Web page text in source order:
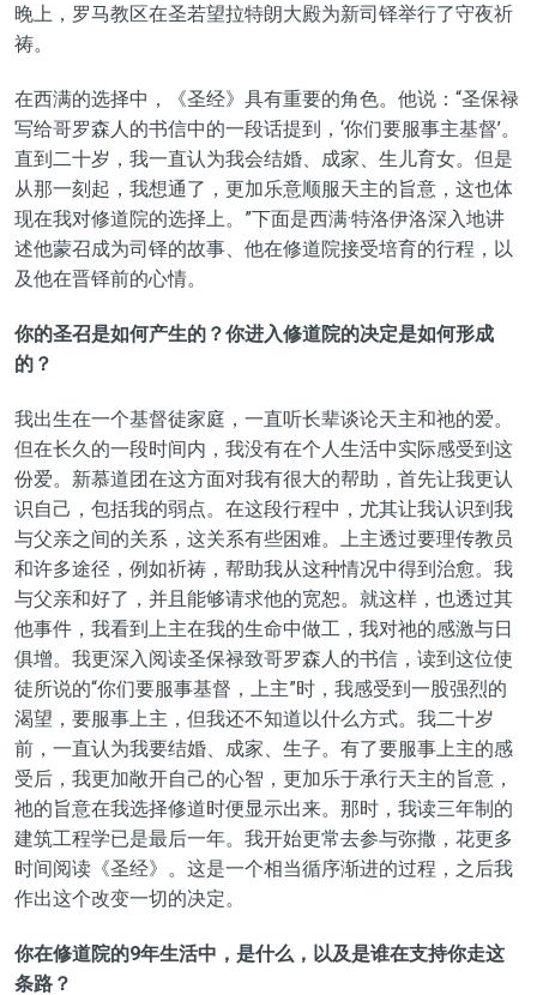
晚上，罗马教区在圣若望拉特朗大殿为新司铎举行了守夜祈
祷。
在西满的选择中，《圣经》具有重要的角色。他说：“圣保禄
写给哥罗森人的书信中的一段话提到，‘你们要服事主基督’。
直到二十岁，我一直认为我会结婚、成家、生儿育女。但是
从那一刻起，我想通了，更加乐意顺服天主的旨意，这也体
现在我对修道院的选择上。”下面是西满·特洛伊洛深入地讲
述他蒙召成为司铎的故事、他在修道院接受培育的行程，以
及他在晋铎前的心情。
你的圣召是如何产生的？你进入修道院的决定是如何形成
的？
我出生在一个基督徒家庭，一直听长辈谈论天主和祂的爱。
但在长久的一段时间内，我没有在个人生活中实际感受到这
份爱。新慕道团在这方面对我有很大的帮助，首先让我更认
识自己，包括我的弱点。在这段行程中，尤其让我认识到我
与父亲之间的关系，这关系有些困难。上主透过要理传教员
和许多途径，例如祈祷，帮助我从这种情况中得到治愈。我
与父亲和好了，并且能够请求他的宽恕。就这样，也透过其
他事件，我看到上主在我的生命中做工，我对祂的感激与日
俱增。我更深入阅读圣保禄致哥罗森人的书信，读到这位使
徒所说的“你们要服事基督，上主”时，我感受到一股强烈的
渴望，要服事上主，但我还不知道以什么方式。我二十岁
前，一直认为我要结婚、成家、生子。有了要服事上主的感
受后，我更加敞开自己的心智，更加乐于承行天主的旨意，
祂的旨意在我选择修道时便显示出来。那时，我读三年制的
建筑工程学已是最后一年。我开始更常去参与弥撒，花更多
时间阅读《圣经》。这是一个相当循序渐进的过程，之后我
作出这个改变一切的决定。
你在修道院的9年生活中，是什么，以及是谁在支持你走这
条路？